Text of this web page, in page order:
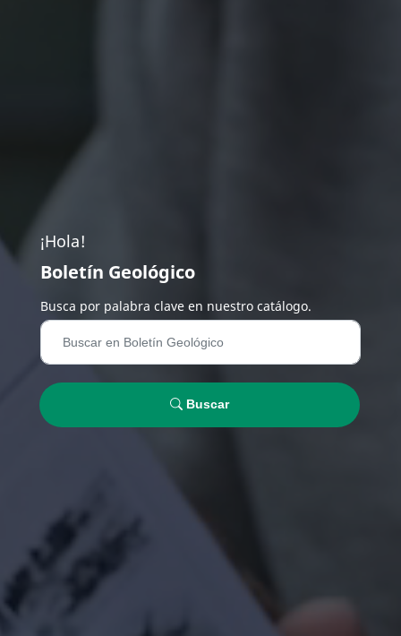
¡Hola!
Boletín Geológico
Busca por palabra clave en nuestro catálogo.
Buscar